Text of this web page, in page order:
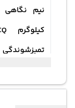
تمیزشوندگی